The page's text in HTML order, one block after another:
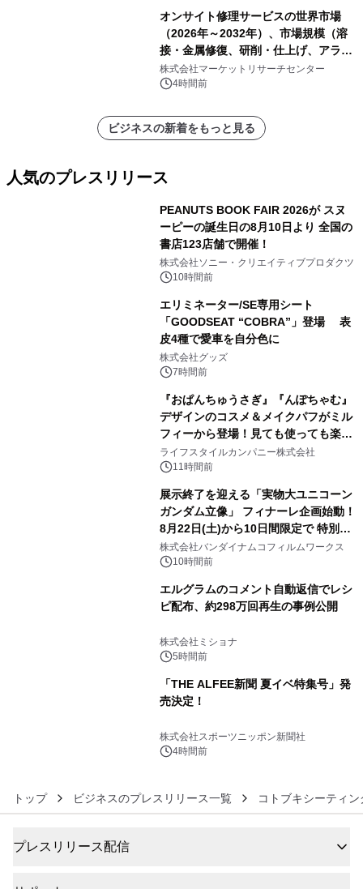
オンサイト修理サービスの世界市場
（2026年～2032年）、市場規模（溶
接・金属修復、研削・仕上げ、アライ
メント、その他）・分析レポートを発
表
株式会社マーケットリサーチセンター
4時間前
ビジネスの新着をもっと見る
人気のプレスリリース
PEANUTS BOOK FAIR 2026が スヌ
ーピーの誕生日の8月10日より 全国の
書店123店舗で開催！
株式会社ソニー・クリエイティブプロダクツ
10時間前
エリミネーター/SE専用シート
「GOODSEAT “COBRA”」登場 表
皮4種で愛車を自分色に
株式会社グッズ
7時間前
『おぱんちゅうさぎ』『んぽちゃむ』
デザインのコスメ＆メイクパフがミル
フィーから登場！見ても使っても楽し
い、ポップでキュートなコレクショ
ン。
ライフスタイルカンパニー株式会社
11時間前
展示終了を迎える「実物大ユニコーン
ガンダム立像」 フィナーレ企画始動！
8月22日(土)から10日間限定で 特別映
像『UNICORN GUNDAM Statue ―
BEYOND POSSIBILITY ―』を上映！
株式会社バンダイナムコフィルムワークス
10時間前
エルグラムのコメント自動返信でレシ
ピ配布、約298万回再生の事例公開
株式会社ミショナ
5時間前
「THE ALFEE新聞 夏イベ特集号」発
売決定！
株式会社スポーツニッポン新聞社
4時間前
トップ ビジネスのプレスリリース一覧 コトブキシーティ
プレスリリース配信